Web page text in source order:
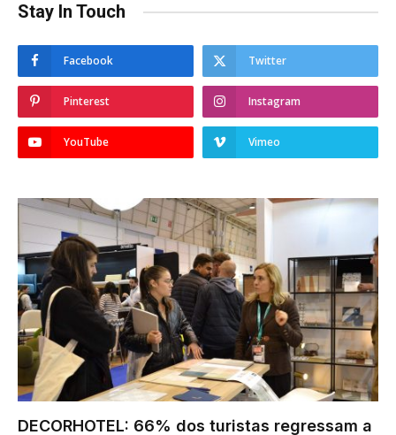
Stay In Touch
Facebook Twitter
Pinterest Instagram
YouTube Vimeo
DECORHOTEL: 66% dos turistas regressam a